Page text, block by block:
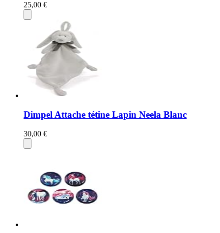
25,00 €
Dimpel Attache tétine Lapin Neela Blanc
30,00 €